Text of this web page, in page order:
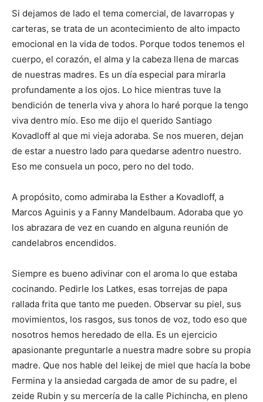
Si dejamos de lado el tema comercial, de lavarropas y
carteras, se trata de un acontecimiento de alto impacto
emocional en la vida de todos. Porque todos tenemos el
cuerpo, el corazón, el alma y la cabeza llena de marcas
de nuestras madres. Es un día especial para mirarla
profundamente a los ojos. Lo hice mientras tuve la
bendición de tenerla viva y ahora lo haré porque la tengo
viva dentro mío. Eso me dijo el querido Santiago
Kovadloff al que mi vieja adoraba. Se nos mueren, dejan
de estar a nuestro lado para quedarse adentro nuestro.
Eso me consuela un poco, pero no del todo.
A propósito, como admiraba la Esther a Kovadloff, a
Marcos Aguinis y a Fanny Mandelbaum. Adoraba que yo
los abrazara de vez en cuando en alguna reunión de
candelabros encendidos.
Siempre es bueno adivinar con el aroma lo que estaba
cocinando. Pedirle los Latkes, esas torrejas de papa
rallada frita que tanto me pueden. Observar su piel, sus
movimientos, los rasgos, sus tonos de voz, todo eso que
nosotros hemos heredado de ella. Es un ejercicio
apasionante preguntarle a nuestra madre sobre su propia
madre. Que nos hable del leikej de miel que hacía la bobe
Fermina y la ansiedad cargada de amor de su padre, el
zeide Rubin y su mercería de la calle Pichincha, en pleno